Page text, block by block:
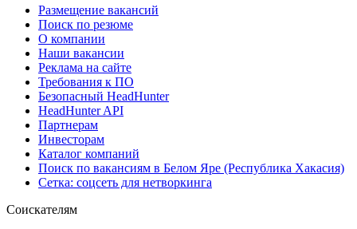
Размещение вакансий
Поиск по резюме
О компании
Наши вакансии
Реклама на сайте
Требования к ПО
Безопасный HeadHunter
HeadHunter API
Партнерам
Инвесторам
Каталог компаний
Поиск по вакансиям в Белом Яре (Республика Хакасия)
Сетка: соцсеть для нетворкинга
Соискателям